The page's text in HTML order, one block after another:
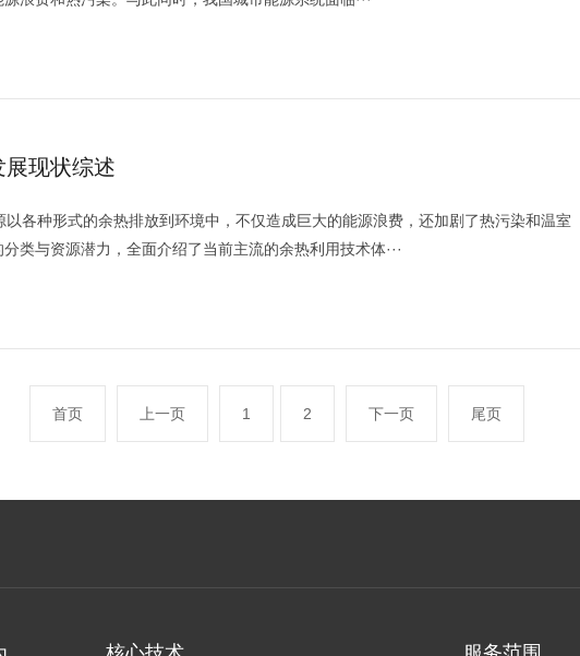
现状综述
各种形式的余热排放到环境中，不仅造成巨大的能源浪费，还加剧了热污染和温室
类与资源潜力，全面介绍了当前主流的余热利用技术体···
首页 上一页 1 2 下一页 尾页